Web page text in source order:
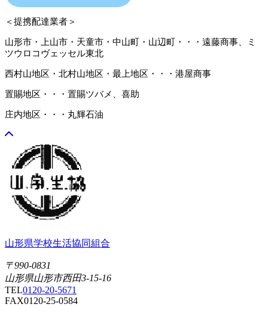
＜提携配達業者＞
山形市・上山市・天童市・中山町・山辺町・・・遠藤商事、ミ
ツウロコヴェッセル東北
西村山地区・北村山地区・最上地区・・・港屋商事
置賜地区・・・置賜ツバメ、喜助
庄内地区・・・丸輝石油
山形県学校生活協同組合
〒990-0831
山形県山形市西田3-15-16
TEL0120-20-5671
FAX0120-25-0584